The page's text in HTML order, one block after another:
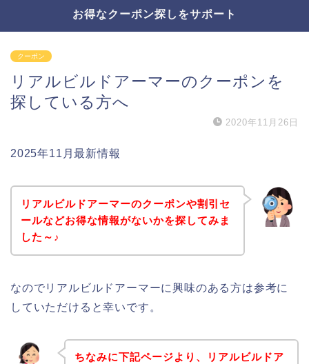
お得なクーポン探しをサポート
クーポン
リアルビルドアーマーのクーポンを
探している方へ
2020年11月26日
2025年11月最新情報
リアルビルドアーマーのクーポンや割引セ
ールなどお得な情報がないかを探してみま
した～♪
なのでリアルビルドアーマーに興味のある方は参考に
していただけると幸いです。
ちなみに下記ページより、リアルビルドア